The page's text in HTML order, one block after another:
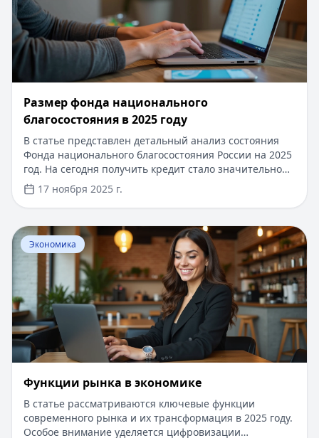
Размер фонда национального
благосостояния в 2025 году
В статье представлен детальный анализ состояния
Фонда национального благосостояния России на 2025
год. На сегодня получить кредит стало значительно
проще – достаточно иметь паспорт и доступ в
интернет. Онлайн-сервисы предлагают займы до 30
000 рублей с моментальным решением, сроком до 30
дней, а новым клиентам доступны специальные
условия со ставкой 0% на первый заем. Оформление
занимает не более 15 минут, а деньги поступают на
карту сразу после одобрения.
17 ноября 2025 г.
Перейти к статье:Функции рынка в экономике
Экономика
Функции рынка в экономике
В статье рассматриваются ключевые функции
современного рынка и их трансформация в 2025 году.
Особое внимание уделяется цифровизации